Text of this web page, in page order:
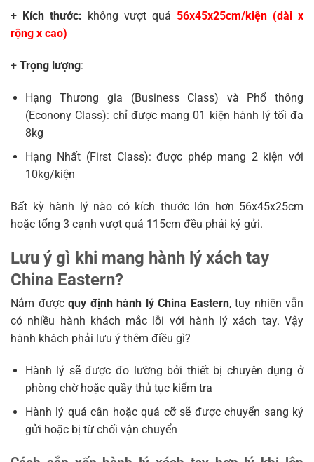
+ Kích thước: không vượt quá 56x45x25cm/kiện (dài x
rộng x cao)
+ Trọng lượng:
Hạng Thương gia (Business Class) và Phổ thông
(Econony Class): chỉ được mang 01 kiện hành lý tối đa
8kg
Hạng Nhất (First Class): được phép mang 2 kiện với
10kg/kiện
Bất kỳ hành lý nào có kích thước lớn hơn 56x45x25cm
hoặc tổng 3 cạnh vượt quá 115cm đều phải ký gửi.
Lưu ý gì khi mang hành lý xách tay
China Eastern?
Nắm được quy định hành lý China Eastern, tuy nhiên vẫn
có nhiều hành khách mắc lỗi với hành lý xách tay. Vậy
hành khách phải lưu ý thêm điều gì?
Hành lý sẽ được đo lường bởi thiết bị chuyên dụng ở
phòng chờ hoặc quầy thủ tục kiểm tra
Hành lý quá cân hoặc quá cỡ sẽ được chuyển sang ký
gửi hoặc bị từ chối vận chuyển